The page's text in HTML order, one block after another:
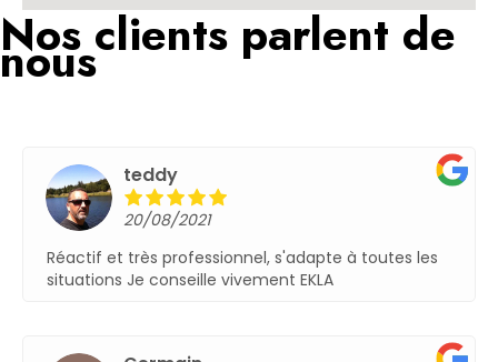
Nos clients parlent de
nous
s'adapte à toutes les
EKLA
Réactif et très
situationsJe conseille